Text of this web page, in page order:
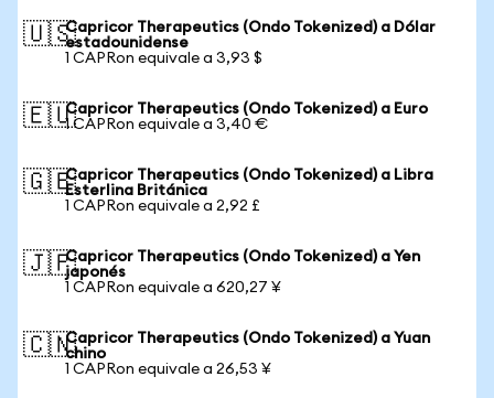
🇺🇸Capricor Therapeutics (Ondo Tokenized) a Dólar
estadounidense
1 CAPRon equivale a 3,93 $
🇪🇺Capricor Therapeutics (Ondo Tokenized) a Euro
1 CAPRon equivale a 3,40 €
🇬🇧Capricor Therapeutics (Ondo Tokenized) a Libra
Esterlina Británica
1 CAPRon equivale a 2,92 £
🇯🇵Capricor Therapeutics (Ondo Tokenized) a Yen
japonés
1 CAPRon equivale a 620,27 ¥
🇨🇳Capricor Therapeutics (Ondo Tokenized) a Yuan
chino
1 CAPRon equivale a 26,53 ¥